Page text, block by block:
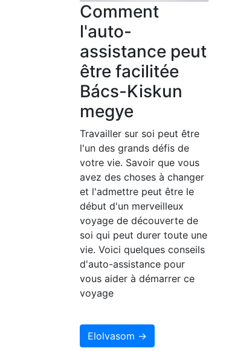
Comment
l'auto-
assistance peut
être facilitée
Bács-Kiskun
megye
Travailler sur soi peut être
l'un des grands défis de
votre vie. Savoir que vous
avez des choses à changer
et l'admettre peut être le
début d'un merveilleux
voyage de découverte de
soi qui peut durer toute une
vie. Voici quelques conseils
d'auto-assistance pour
vous aider à démarrer ce
voyage
Elolvasom →